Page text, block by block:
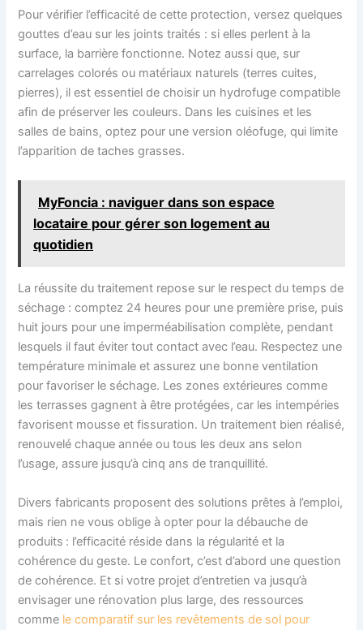
Pour vérifier l’efficacité de cette protection, versez quelques
gouttes d’eau sur les joints traités : si elles perlent à la
surface, la barrière fonctionne. Notez aussi que, sur
carrelages colorés ou matériaux naturels (terres cuites,
pierres), il est essentiel de choisir un hydrofuge compatible
afin de préserver les couleurs. Dans les cuisines et les
salles de bains, optez pour une version oléofuge, qui limite
l’apparition de taches grasses.
MyFoncia : naviguer dans son espace
locataire pour gérer son logement au
quotidien
La réussite du traitement repose sur le respect du temps de
séchage : comptez 24 heures pour une première prise, puis
huit jours pour une imperméabilisation complète, pendant
lesquels il faut éviter tout contact avec l’eau. Respectez une
température minimale et assurez une bonne ventilation
pour favoriser le séchage. Les zones extérieures comme
les terrasses gagnent à être protégées, car les intempéries
favorisent mousse et fissuration. Un traitement bien réalisé,
renouvelé chaque année ou tous les deux ans selon
l’usage, assure jusqu’à cinq ans de tranquillité.
Divers fabricants proposent des solutions prêtes à l’emploi,
mais rien ne vous oblige à opter pour la débauche de
produits : l’efficacité réside dans la régularité et la
cohérence du geste. Le confort, c’est d’abord une question
de cohérence. Et si votre projet d’entretien va jusqu’à
envisager une rénovation plus large, des ressources
comme le comparatif sur les revêtements de sol pour